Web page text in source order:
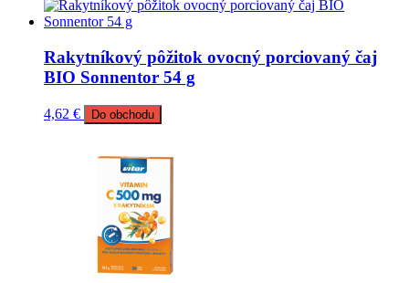
Rakytníkový pôžitok ovocný porciovaný čaj
BIO Sonnentor 54 g
4,62 € Do obchodu